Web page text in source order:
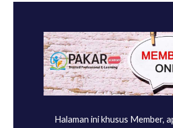
Halaman ini khusus Member,